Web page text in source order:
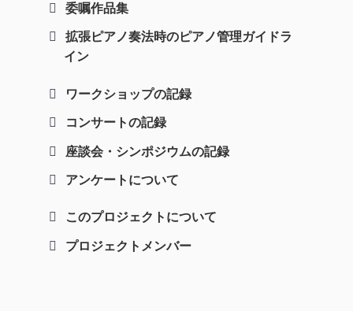
委嘱作品集
拡張ピアノ奏法時のピアノ管理ガイドラ
イン
ワークショップの記録
コンサートの記録
座談会・シンポジウムの記録
アンケートについて
このプロジェクトについて
プロジェクトメンバー